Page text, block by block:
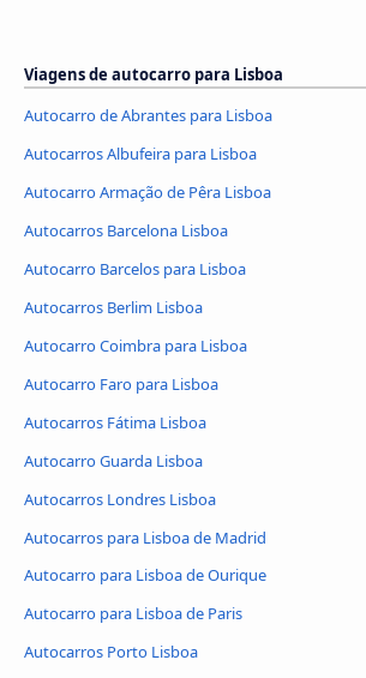
Viagens de autocarro para Lisboa
Autocarro de Abrantes para Lisboa
Autocarros Albufeira para Lisboa
Autocarro Armação de Pêra Lisboa
Autocarros Barcelona Lisboa
Autocarro Barcelos para Lisboa
Autocarros Berlim Lisboa
Autocarro Coimbra para Lisboa
Autocarro Faro para Lisboa
Autocarros Fátima Lisboa
Autocarro Guarda Lisboa
Autocarros Londres Lisboa
Autocarros para Lisboa de Madrid
Autocarro para Lisboa de Ourique
Autocarro para Lisboa de Paris
Autocarros Porto Lisboa